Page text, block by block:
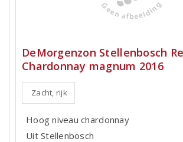
DeMorgenzon Stellenbosch
Chardonnay magnum 2016
Zacht, rijk
Hoog niveau chardonnay
Uit Stellenbosch